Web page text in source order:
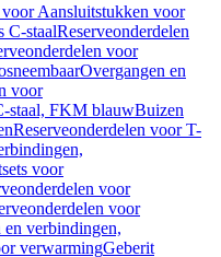
Aansluitstukken voor
C-staalReserveonderdelen
voor
Overgangen en
voor
staal, FKM blauwBuizen
Reserveonderdelen voor T-
voor
voor
voor
en verbindingen,
verwarmingGeberit